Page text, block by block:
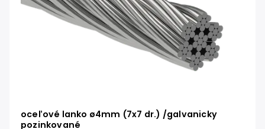
oceľové lanko ø4mm (7x7 dr.) /galvanicky
pozinkované